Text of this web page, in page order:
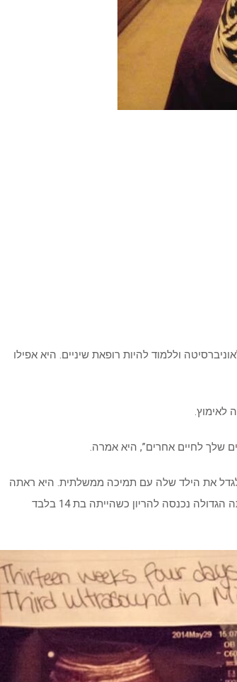
ללכת לאוניברסיטה וללמוד להיות רופאת שיניים. היא אפילו
לאימוץ.
שלך לחיים אחרים”, היא אמרה.
את הילד שלה עם תמיכה ממשלתית. היא ראתה
מקרוב מה לידה של תינוק בגיל צעיר מאוד יכולה לעשות: אחותה הגדולה נכנסה להריון כשהייתה בת 14 בלבד